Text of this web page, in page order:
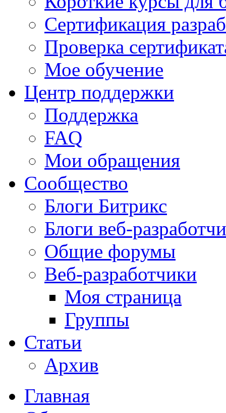
Сертификация
Проверка
Мое обучение
Центр поддержки
Поддержка
FAQ
Мои обращения
Сообщество
Блоги Битрикс
Блоги веб-
Общие форумы
Веб-разработчики
Моя страница
Группы
Статьи
Архив
Главная